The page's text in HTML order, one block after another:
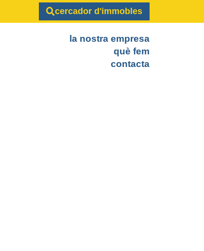
cercador d'immobles
la nostra empresa
què fem
contacta